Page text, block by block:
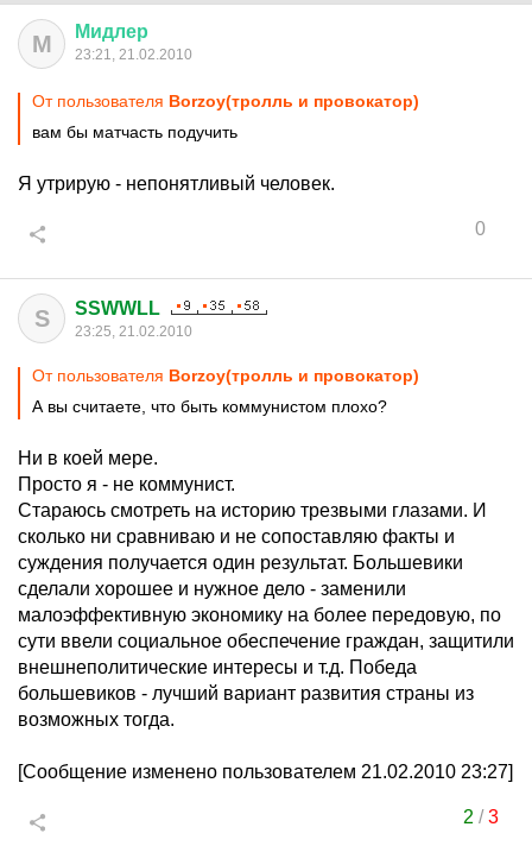
М Мидлер
23:21, 21.02.2010
От пользователя Borzoy(тролль и провокатор)
вам бы матчасть подучить
Я утрирую - непонятливый человек.
0
S SSWWLL
23:25, 21.02.2010
От пользователя Borzoy(тролль и провокатор)
А вы считаете, что быть коммунистом плохо?
Ни в коей мере.
Просто я - не коммунист.
Стараюсь смотреть на историю трезвыми глазами. И
сколько ни сравниваю и не сопоставляю факты и
суждения получается один результат. Большевики
сделали хорошее и нужное дело - заменили
малоэффективную экономику на более передовую, по
сути ввели социальное обеспечение граждан, защитили
внешнеполитические интересы и т.д. Победа
большевиков - лучший вариант развития страны из
возможных тогда.
[Сообщение изменено пользователем 21.02.2010 23:27]
2 /3